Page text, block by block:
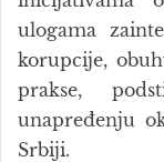
ulogama
korupcije,
prakse,
unapređenju
Srbiji.